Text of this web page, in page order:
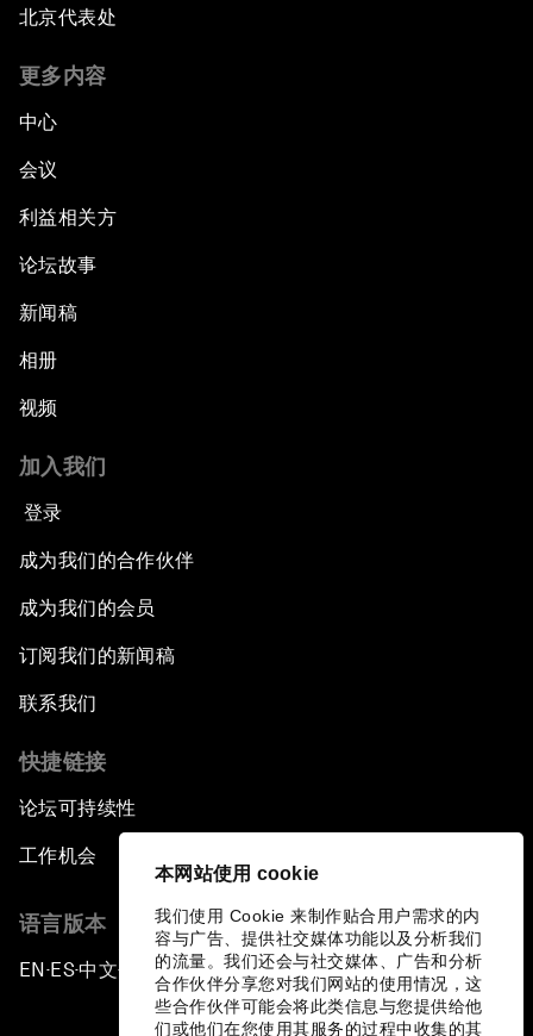
本网站使用 cookie
我们使用 Cookie 来制作贴合用户需求的内
容与广告、提供社交媒体功能以及分析我们
的流量。我们还会与社交媒体、广告和分析
合作伙伴分享您对我们网站的使用情况，这
些合作伙伴可能会将此类信息与您提供给他
们或他们在您使用其服务的过程中收集的其
北京代表处
更多内容
中心
会议
利益相关方
论坛故事
新闻稿
相册
视频
加入我们
登录
成为我们的合作伙伴
成为我们的会员
订阅我们的新闻稿
联系我们
快捷链接
论坛可持续性
工作机会
语言版本
EN ▪ES▪中文▪ 日本語